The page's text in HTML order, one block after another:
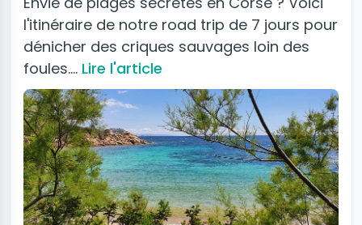
l'itinéraire de notre road trip de 7 jours pour
dénicher des criques sauvages loin des
foules.… Lire l'article